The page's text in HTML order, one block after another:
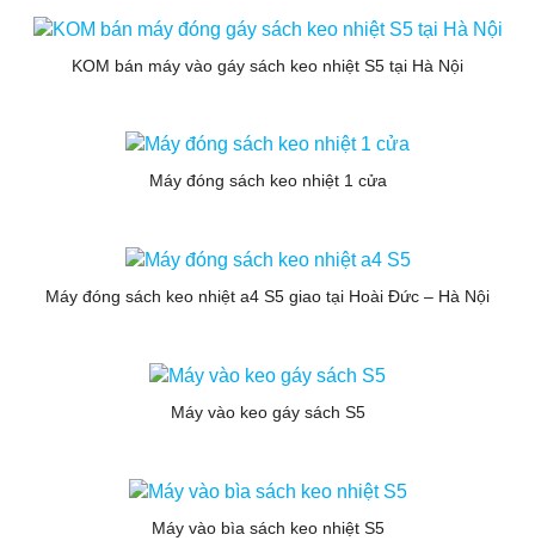
KOM bán máy vào gáy sách keo nhiệt S5 tại Hà Nội
Máy đóng sách keo nhiệt 1 cửa
Máy đóng sách keo nhiệt a4 S5 giao tại Hoài Đức – Hà Nội
Máy vào keo gáy sách S5
Máy vào bìa sách keo nhiệt S5